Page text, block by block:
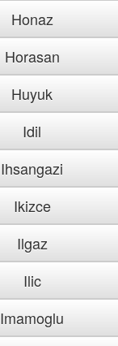
Honaz
Horasan
Huyuk
Idil
Ihsangazi
Ikizce
Ilgaz
Ilic
Imamoglu